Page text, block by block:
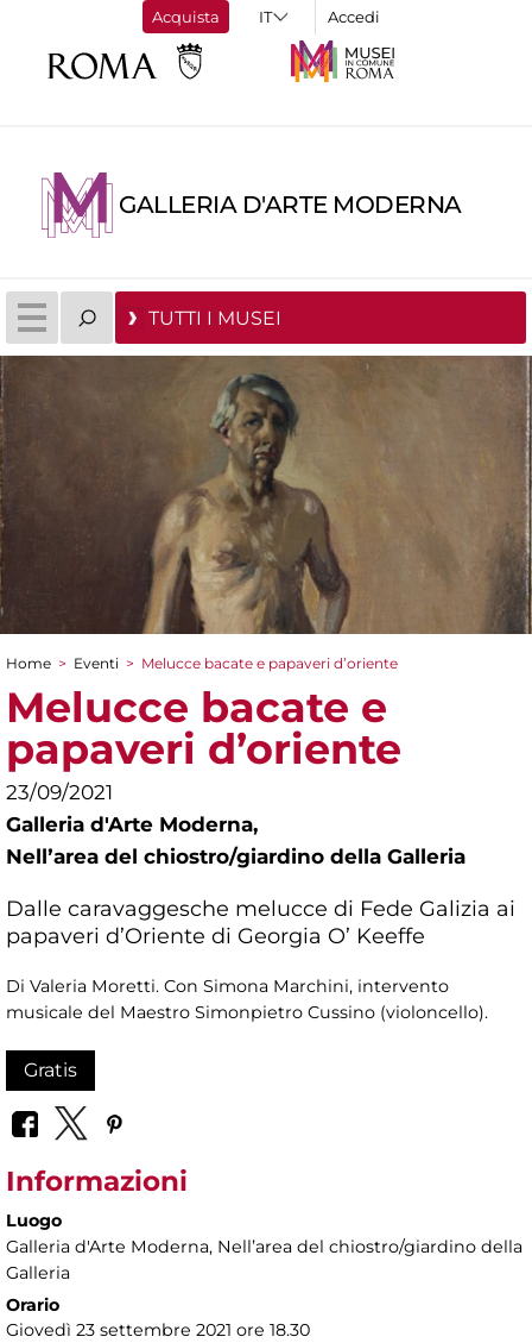
Acquista Accedi
GALLERIA D'ARTE MODERNA
TUTTI I MUSEI
Tu sei qui
Home > Eventi > Melucce bacate e papaveri d’oriente
Melucce bacate e
papaveri d’oriente
23/09/2021
Galleria d'Arte Moderna,
Nellʼarea del chiostro/giardino della Galleria
Dalle caravaggesche melucce di Fede Galizia ai
papaveri d’Oriente di Georgia O’ Keeffe
Di Valeria Moretti. Con Simona Marchini, intervento
musicale del Maestro Simonpietro Cussino (violoncello).
Gratis
Informazioni
Luogo
Galleria d'Arte Moderna, Nellʼarea del chiostro/giardino della
Galleria
Orario
Giovedì 23 settembre 2021 ore 18.30